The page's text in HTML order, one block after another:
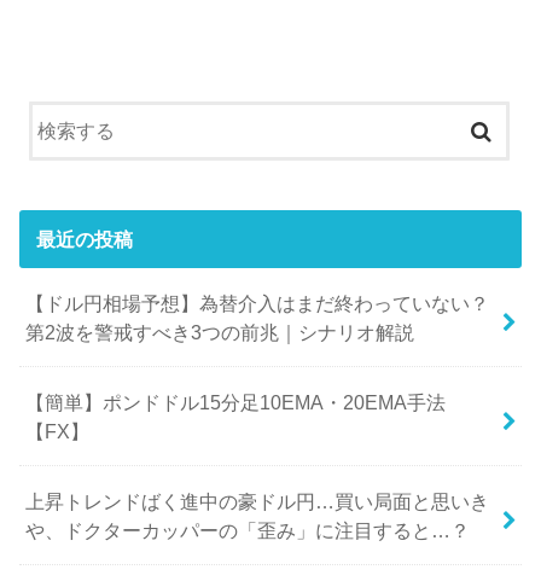
最近の投稿
【ドル円相場予想】為替介入はまだ終わっていない？
第2波を警戒すべき3つの前兆｜シナリオ解説
【簡単】ポンドドル15分足10EMA・20EMA手法
【FX】
上昇トレンドばく進中の豪ドル円…買い局面と思いき
や、ドクターカッパーの「歪み」に注目すると…？